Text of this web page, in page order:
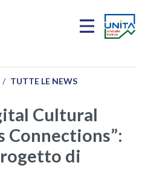
TUTTE LE NEWS
Cultural
Connections”:
di